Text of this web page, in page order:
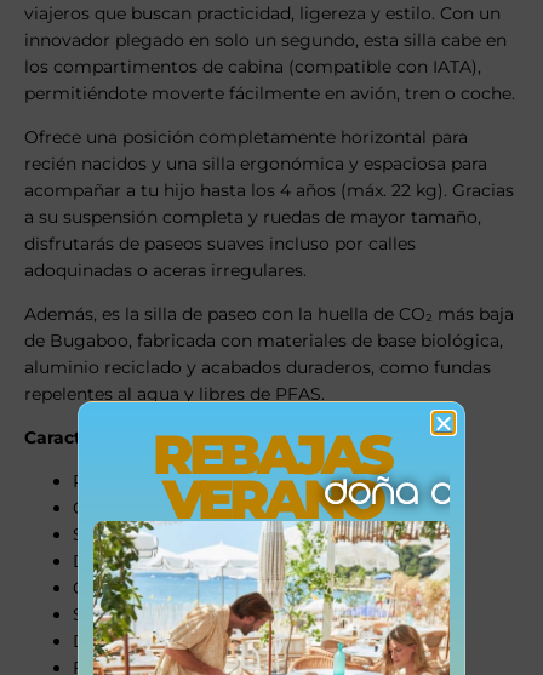
viajeros que buscan practicidad, ligereza y estilo. Con un
innovador plegado en solo un segundo, esta silla cabe en
los compartimentos de cabina (compatible con IATA),
permitiéndote moverte fácilmente en avión, tren o coche.
Ofrece una posición completamente horizontal para
recién nacidos y una silla ergonómica y espaciosa para
acompañar a tu hijo hasta los 4 años (máx. 22 kg). Gracias
a su suspensión completa y ruedas de mayor tamaño,
disfrutarás de paseos suaves incluso por calles
adoquinadas o aceras irregulares.
Además, es la silla de paseo con la huella de CO₂ más baja
de Bugaboo, fabricada con materiales de base biológica,
aluminio reciclado y acabados duraderos, como fundas
repelentes al agua y libres de PFAS.
Características destacadas
Plegado ultra compacto en un segundo
Compatible con cabina de avión (IATA)
Silla reclinable en plano y vertical
Desde el nacimiento hasta los 22 kg
Capacidad de almacenamiento: 8 kg
Suspensión completa y ruedas grandes
Diseño modular, reparable y duradero
Fundas lavables y piel vegetal en manillar
REBAJAS
VERANO